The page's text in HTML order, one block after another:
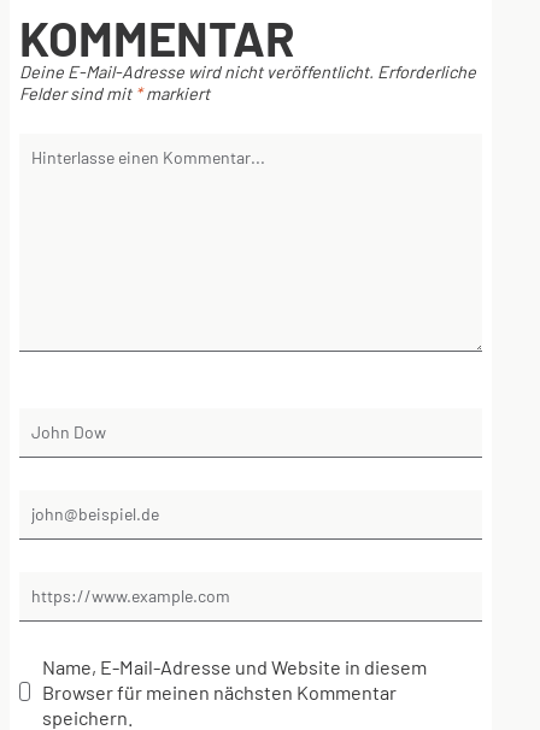
KOMMENTAR
Deine E-Mail-Adresse wird nicht veröffentlicht. Erforderliche
Felder sind mit *markiert
Name, E-Mail-Adresse und Website in diesem
Browser für meinen nächsten Kommentar
speichern.